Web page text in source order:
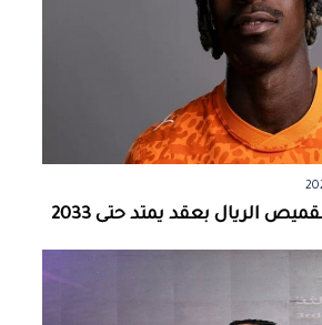
الريال بعقد يمتد حتى 2033